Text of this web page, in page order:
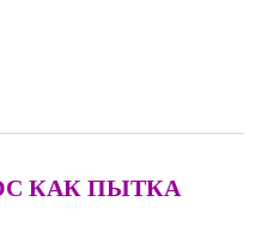
КАК ПЫТКА